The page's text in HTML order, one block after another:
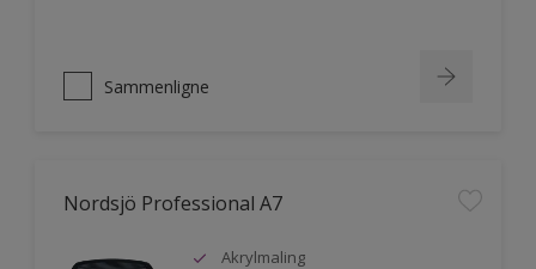
Sammenligne
Nordsjö Professional A7
Akrylmaling